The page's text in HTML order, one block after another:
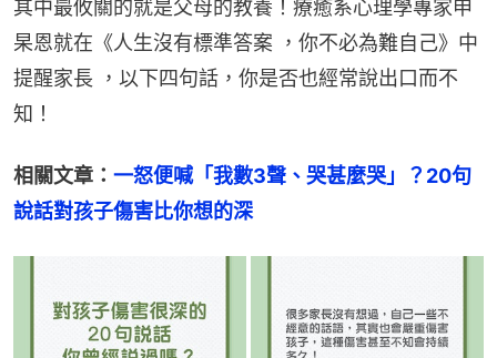
其中最攸關的就是父母的教養！療癒系心理學專家申
杲恩就在《人生沒有標準答案 ，你不必為難自己》中
提醒家長 ，以下四句話，你是否也經常說出口而不
知！
相關文章： 一怒便喊「我數3聲、哭甚麼哭」？20句
說話對孩子傷害比你想的深